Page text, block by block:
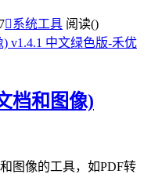
系统工具 阅读()
档和图像)
图像的工具，如PDF转